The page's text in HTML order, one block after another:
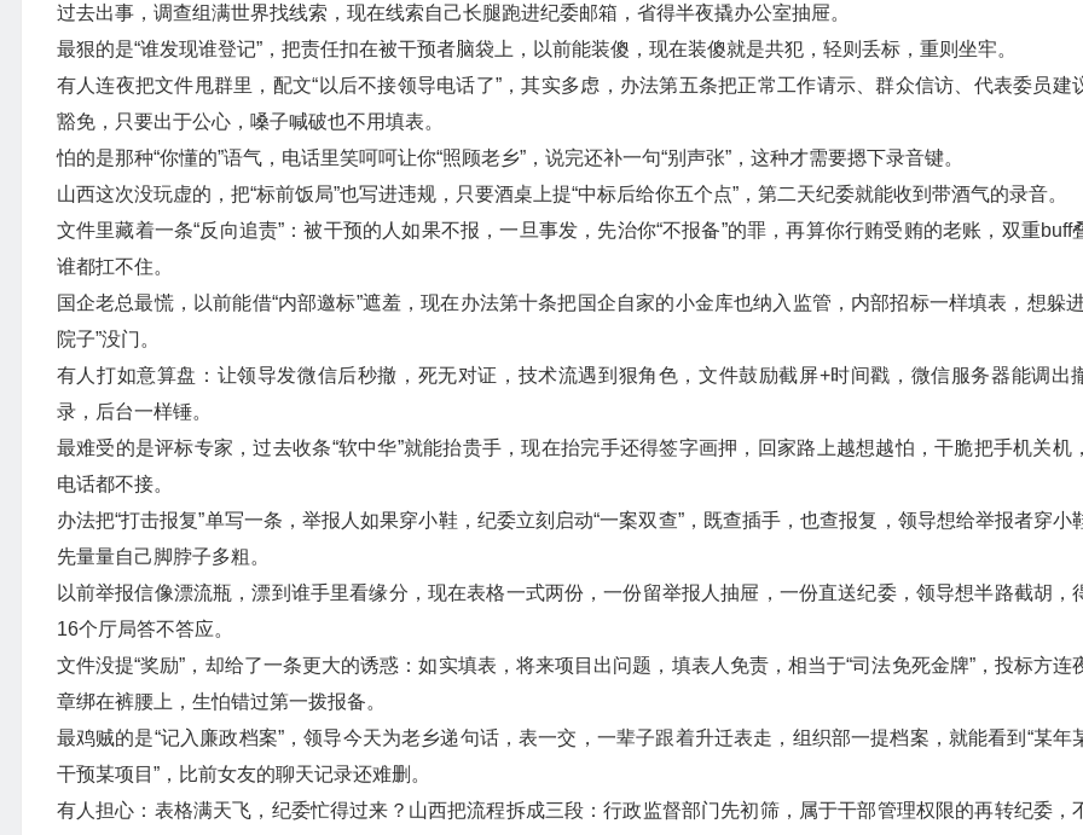
过去出事，调查组满世界找线索，现在线索自己长腿跑进纪委邮箱，省得半夜撬办公室抽屉。
最狠的是“谁发现谁登记”，把责任扣在被干预者脑袋上，以前能装傻，现在装傻就是共犯，轻则丢标，重则坐牢。
有人连夜把文件甩群里，配文“以后不接领导电话了”，其实多虑，办法第五条把正常工作请示、群众信访、代表委员建
豁免，只要出于公心，嗓子喊破也不用填表。
怕的是那种“你懂的”语气，电话里笑呵呵让你“照顾老乡”，说完还补一句“别声张”，这种才需要摁下录音键。
山西这次没玩虚的，把“标前饭局”也写进违规，只要酒桌上提“中标后给你五个点”，第二天纪委就能收到带酒气的录音。
文件里藏着一条“反向追责”：被干预的人如果不报，一旦事发，先治你“不报备”的罪，再算你行贿受贿的老账，双重buff
谁都扛不住。
国企老总最慌，以前能借“内部邀标”遮羞，现在办法第十条把国企自家的小金库也纳入监管，内部招标一样填表，想躲
院子”没门。
有人打如意算盘：让领导发微信后秒撤，死无对证，技术流遇到狠角色，文件鼓励截屏+时间戳，微信服务器能调出
录，后台一样锤。
最难受的是评标专家，过去收条“软中华”就能抬贵手，现在抬完手还得签字画押，回家路上越想越怕，干脆把手机关机
电话都不接。
办法把“打击报复”单写一条，举报人如果穿小鞋，纪委立刻启动“一案双查”，既查插手，也查报复，领导想给举报者穿小
先量量自己脚脖子多粗。
以前举报信像漂流瓶，漂到谁手里看缘分，现在表格一式两份，一份留举报人抽屉，一份直送纪委，领导想半路截胡，
16个厅局答不答应。
文件没提“奖励”，却给了一条更大的诱惑：如实填表，将来项目出问题，填表人免责，相当于“司法免死金牌”，投标方连
章绑在裤腰上，生怕错过第一拨报备。
最鸡贼的是“记入廉政档案”，领导今天为老乡递句话，表一交，一辈子跟着升迁表走，组织部一提档案，就能看到“某年
干预某项目”，比前女友的聊天记录还难删。
有人担心：表格满天飞，纪委忙得过来？山西把流程拆成三段：行政监督部门先初筛，属于干部管理权限的再转纪委，